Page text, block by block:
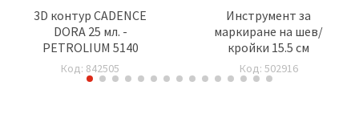
3D контур CADENCE
DORA 25 мл. -
PETROLIUM 5140
Код: 842505
Инструмент за
маркиране на шев/
кройки 15.5 см
Код: 502916